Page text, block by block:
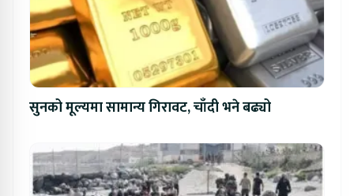
सुनको मूल्यमा सामान्य गिरावट, चाँदी भने बढ्यो